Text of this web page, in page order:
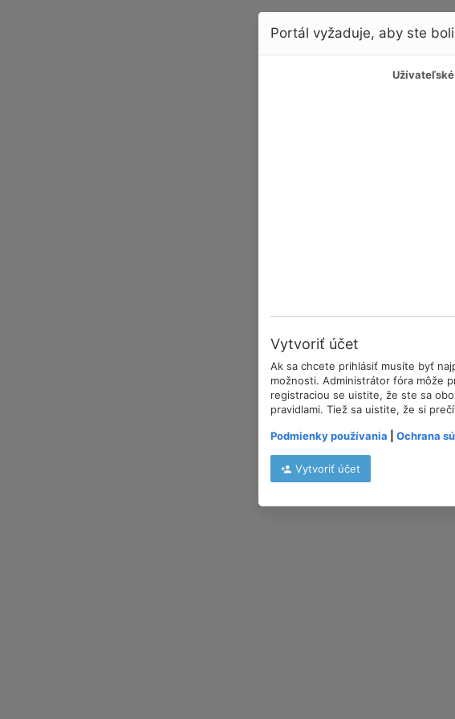
Portál vyžaduje, aby ste
Vytvoriť účet
Ak sa chcete prihlásiť musíte byť
možnosti. Administrátor fóra môže
registraciou se uistite, že ste sa
pravidlami. Tiež sa uistite, že si
Podmienky používania Ochrana
Vytvoriť účet